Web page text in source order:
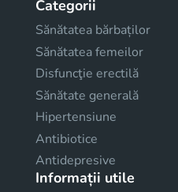
Categorii
Sănătatea bărbaților
Sănătatea femeilor
Disfuncţie erectilă
Sănătate generală
Hipertensiune
Antibiotice
Antidepresive
Informații utile